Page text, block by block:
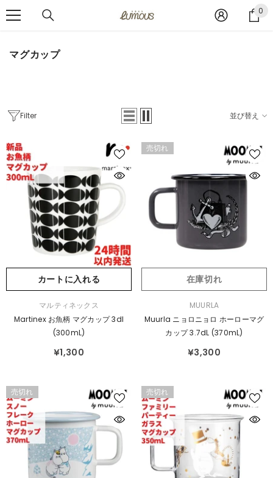
コンテンツへスキップ 0
マグカップ
Filter 並び替え
カートに入れる
マルティネックス
Martinex お魚柄 マグカップ 3dl
(300mL)
¥1,300
売切れ
在庫切れ
売
MUURLA
Muurla ニョロニョロ ホーローマグ
カップ 3.7dL (370mL)
¥3,300
売切れ 売切れ